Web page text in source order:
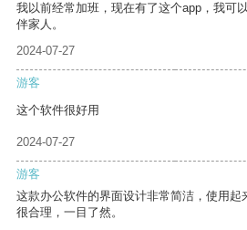
我以前经常加班，现在有了这个app，我可
伴家人。
2024-07-27
游客
这个软件很好用
2024-07-27
游客
这款办公软件的界面设计非常简洁，使用起
很合理，一目了然。